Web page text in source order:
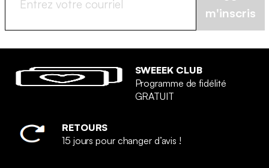
m'inscris
SWEEEK CLUB
Programme de fidélité
GRATUIT
RETOURS
15 jours pour changer d’avis !